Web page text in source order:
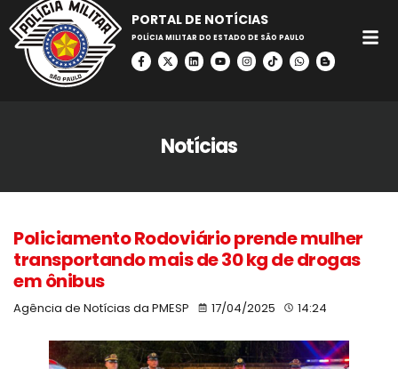
PORTAL DE NOTÍCIAS
POLÍCIA MILITAR DO ESTADO DE SÃO PAULO
Notícias
Policiamento Rodoviário prende mulher
transportando mais de 30 kg de drogas
em ônibus
Agência de Notícias da PMESP 17/04/2025 14:24